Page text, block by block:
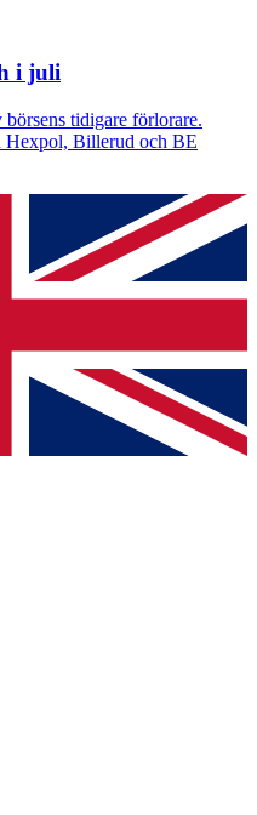
i juli
tidigare förlorare.
Hexpol, Billerud och BE